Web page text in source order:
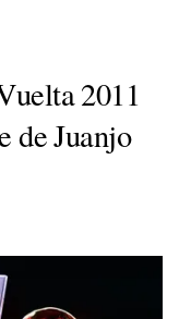
2011
de Juanjo